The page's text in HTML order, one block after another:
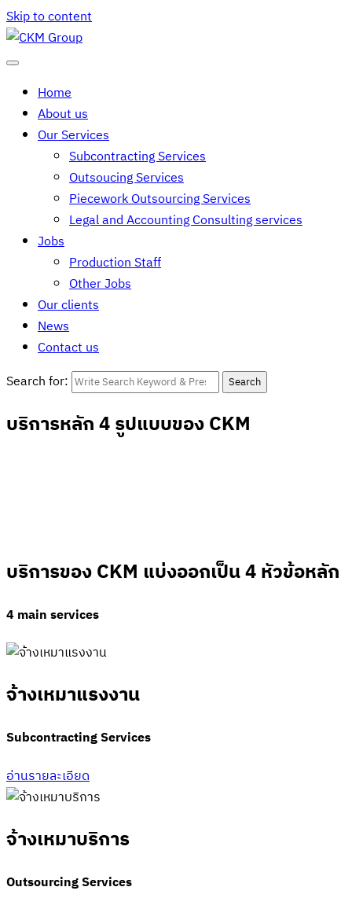
Skip to content
Home
About us
Our Services
Subcontracting Services
Outsoucing Services
Piecework Outsourcing Services
Legal and Accounting Consulting services
Jobs
Production Staff
Other Jobs
Our clients
News
Contact us
Search for:
Search
บริการหลัก 4 รูปแบบของ CKM
บริการของ CKM แบ่งออกเป็น 4 หัวข้อหลัก
4 main services
จ้างเหมาแรงงาน
Subcontracting Services
อ่านรายละเอียด
จ้างเหมาบริการ
Outsourcing Services